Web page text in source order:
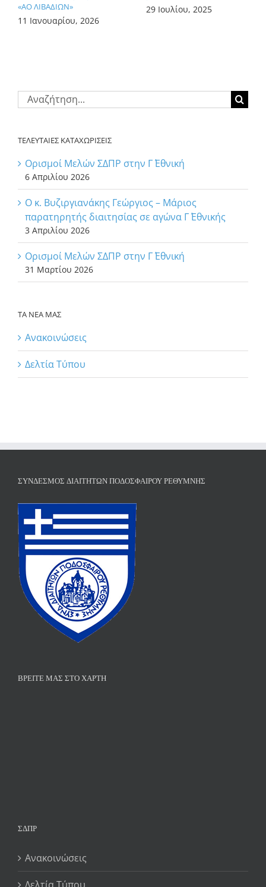
«ΑΟ ΛΙΒΑΔΙΩΝ»
11 Ιανουαρίου, 2026
29 Ιουλίου, 2025
Αναζήτηση
για:
ΤΕΛΕΥΤΑΙΕΣ ΚΑΤΑΧΩΡΙΣΕΙΣ
Ορισμοί Μελών ΣΔΠΡ στην Γ΄ Εθνική
6 Απριλίου 2026
Ο κ. Βυζιργιανάκης Γεώργιος – Μάριος
παρατηρητής διαιτησίας σε αγώνα Γ΄ Εθνικής
3 Απριλίου 2026
Ορισμοί Μελών ΣΔΠΡ στην Γ΄ Εθνική
31 Μαρτίου 2026
ΤΑ ΝΕΑ ΜΑΣ
Ανακοινώσεις
Δελτία Τύπου
ΣΎΝΔΕΣΜΟΣ ΔΙΑΙΤΗΤΏΝ ΠΟΔΟΣΦΑΊΡΟΥ ΡΕΘΎΜΝΗΣ
ΒΡΕΊΤΕ ΜΑΣ ΣΤΟ ΧΆΡΤΗ
ΣΔΠΡ
Ανακοινώσεις